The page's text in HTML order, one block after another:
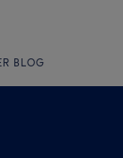
BLOG